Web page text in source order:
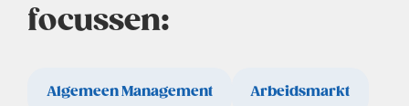
focussen:
Algemeen Management Arbeidsmarkt